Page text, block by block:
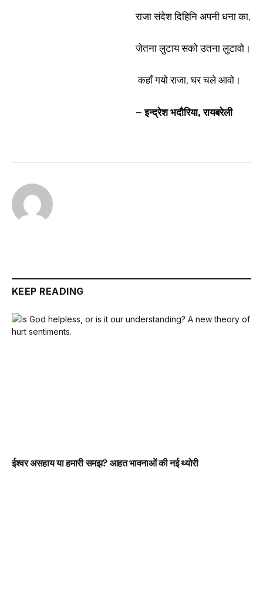
राजा संदेश दिहिनि अपनी धना का,
जेतना लुटाय सको उतना लुटावो।
कहाँ गयो राजा, घर चले आवो।
– इन्द्रेश भदौरिया, रायबरेली
KEEP READING
ईश्वर असहाय या हमारी समझ? आहत भावनाओं की नई थ्योरी